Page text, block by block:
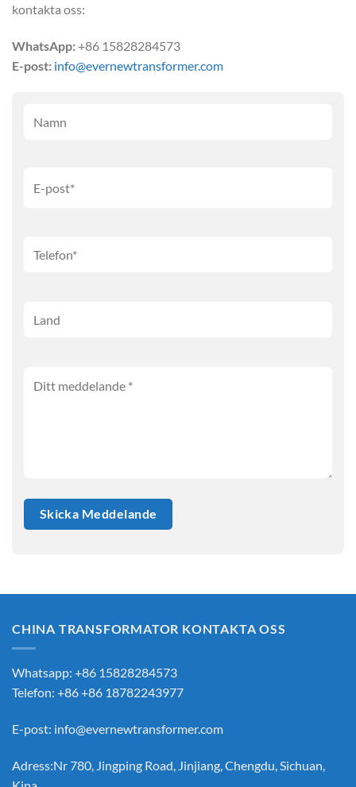
kontakta oss:
WhatsApp:+86 15828284573
E-post: info@evernewtransformer.com
CHINA TRANSFORMATOR KONTAKTA OSS
Whatsapp: +86 15828284573
Telefon: +86 +86 18782243977
E-post: info@evernewtransformer.com
Adress:Nr 780, Jingping Road, Jinjiang, Chengdu, Sichuan,